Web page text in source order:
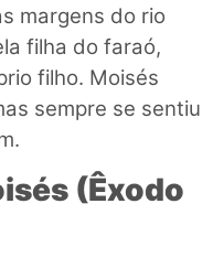
margens do rio
filha do faraó,
filho. Moisés
sempre se sentiu
(Êxodo